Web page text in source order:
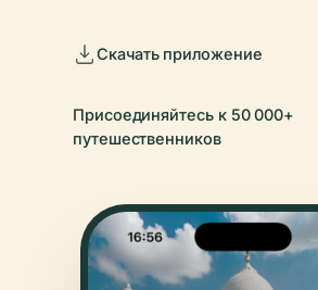
Скачать приложение
Присоединяйтесь к 50 000+
путешественников